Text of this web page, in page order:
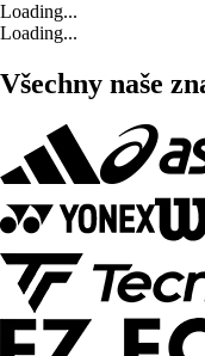
Loading...
Loading...
Všechny naše